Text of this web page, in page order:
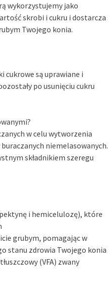
wykorzystujemy jako
skrobi i cukru i dostarcza
Twojego konia.
cukrowe są uprawiane i
po usunięciu cukru
w celu wytworzenia
niemelasowanych.
składnikiem szeregu
i hemicelulozę), które
grubym, pomagając w
stanu zdrowia Twojego konia
(VFA) zwany